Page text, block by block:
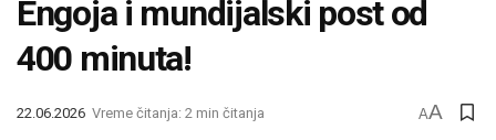
Engoja i mundijalski post od
400 minuta!
22.06.2026 Vreme čitanja: 2 min čitanja AA